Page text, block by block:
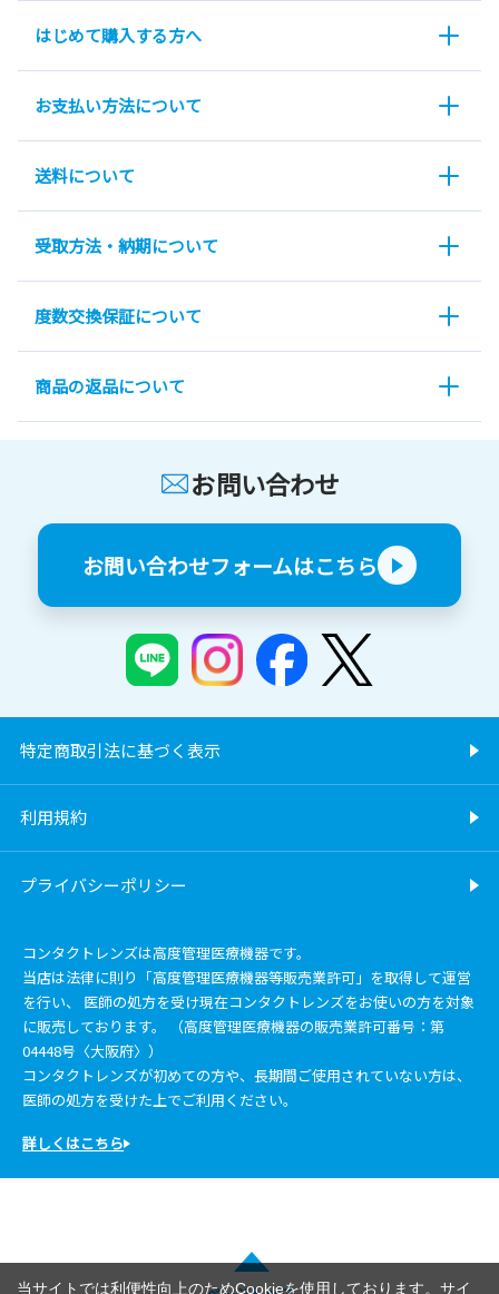
はじめて購入する方へ
お支払い方法について
送料について
受取方法・納期について
度数交換保証について
商品の返品について
お問い合わせ
お問い合わせフォームはこちら
特定商取引法に基づく表示
利用規約
プライバシーポリシー
コンタクトレンズは高度管理医療機器です。
当店は法律に則り「高度管理医療機器等販売業許可」を取得して運営
を行い、 医師の処方を受け現在コンタクトレンズをお使いの方を対象
に販売しております。 （高度管理医療機器の販売業許可番号：第
04448号〈大阪府〉）
コンタクトレンズが初めての方や、長期間ご使用されていない方は、
医師の処方を受けた上でご利用ください。
詳しくはこちら
当サイトでは利便性向上のためCookieを使用しております。サイ